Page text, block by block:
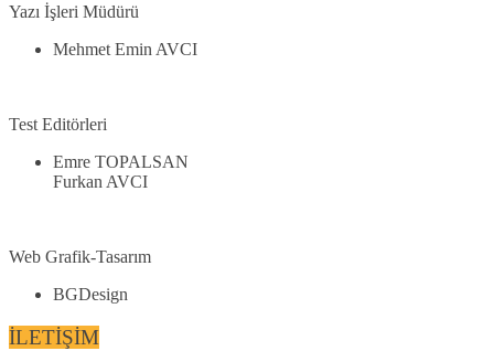
Yazı İşleri Müdürü
Mehmet Emin AVCI
Test Editörleri
Emre TOPALSAN
Furkan AVCI
Web Grafik-Tasarım
BGDesign
İLETİŞİM